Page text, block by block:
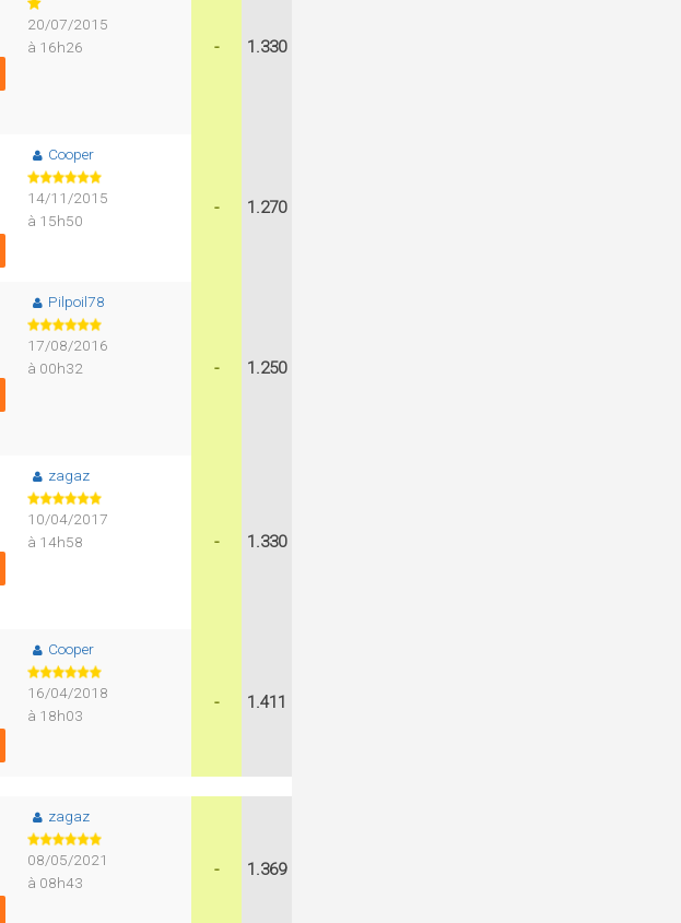
20/07/2015
à 16h26
- 1.330
Cooper
14/11/2015
à 15h50
- 1.270
Pilpoil78
17/08/2016
à 00h32
- 1.250
zagaz
10/04/2017
à 14h58
- 1.330
Cooper
16/04/2018
à 18h03
- 1.411
zagaz
08/05/2021
à 08h43
- 1.369